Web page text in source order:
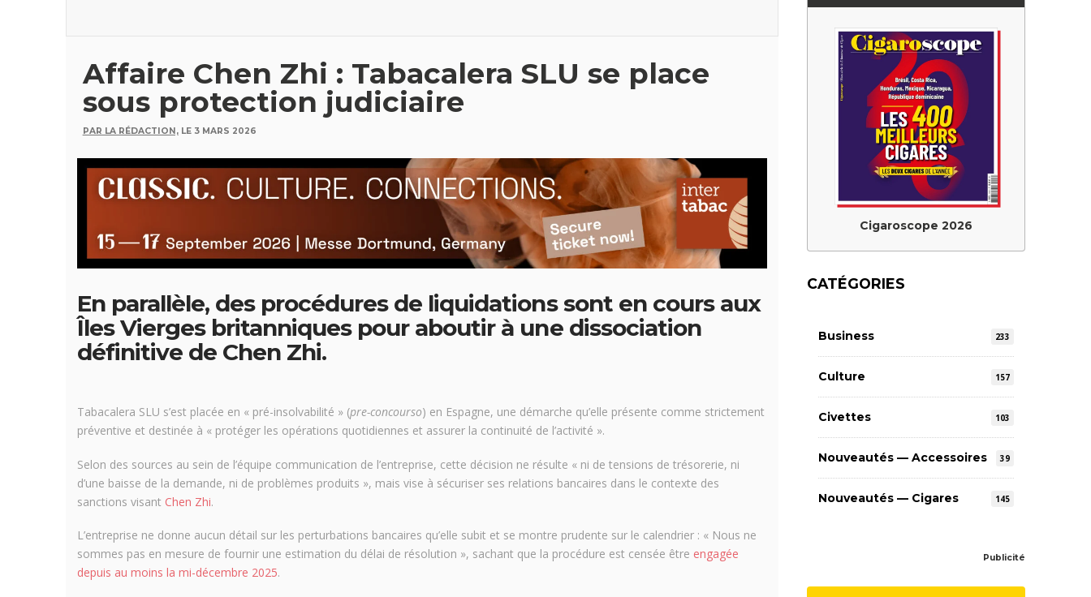
Affaire Chen Zhi : Tabacalera SLU se place
sous protection judiciaire
PAR LA RÉDACTION, LE 3 MARS 2026
En parallèle, des procédures de liquidations sont en cours aux
Îles Vierges britanniques pour aboutir à une dissociation
définitive de Chen Zhi.
Tabacalera SLU s’est placée en « pré-insolvabilité » (pre-concourso) en Espagne, une démarche qu’elle présente comme strictement
préventive et destinée à « protéger les opérations quotidiennes et assurer la continuité de l’activité ».
Selon des sources au sein de l’équipe communication de l’entreprise, cette décision ne résulte « ni de tensions de trésorerie, ni
d’une baisse de la demande, ni de problèmes produits », mais vise à sécuriser ses relations bancaires dans le contexte des
sanctions visant Chen Zhi.
L’entreprise ne donne aucun détail sur les perturbations bancaires qu’elle subit et se montre prudente sur le calendrier : « Nous ne
sommes pas en mesure de fournir une estimation du délai de résolution », sachant que la procédure est censée être engagée
depuis au moins la mi-décembre 2025.
Cigaroscope 2026
CATÉGORIES
Business 233
Culture 157
Civettes 103
Nouveautés — Accessoires 39
Nouveautés — Cigares 145
Publicité